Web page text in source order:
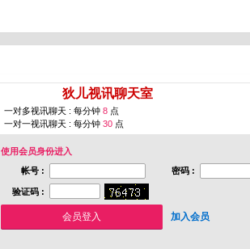
狄儿视讯聊天室
一对多视讯聊天 : 每分钟 8 点
一对一视讯聊天 : 每分钟 30 点
使用会员身份进入
帐号 :
密码 :
验证码 :
加入会员